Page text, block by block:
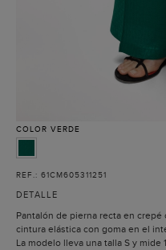
COLOR VERDE
REF.: 61CM605311251
DETALLE
Pantalón de pierna recta en
cintura elástica con goma en el
La modelo lleva una talla S y mide